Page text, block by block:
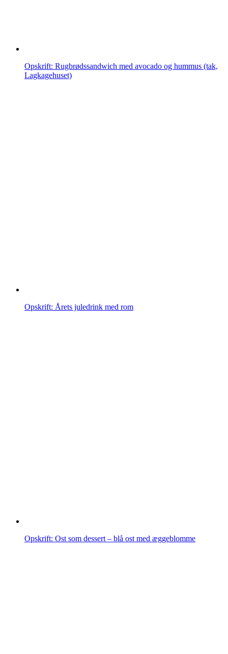
Opskrift: Rugbrødssandwich med avocado og hummus (tak,
Lagkagehuset)
Opskrift: Årets juledrink med rom
Opskrift: Ost som dessert – blå ost med æggeblomme